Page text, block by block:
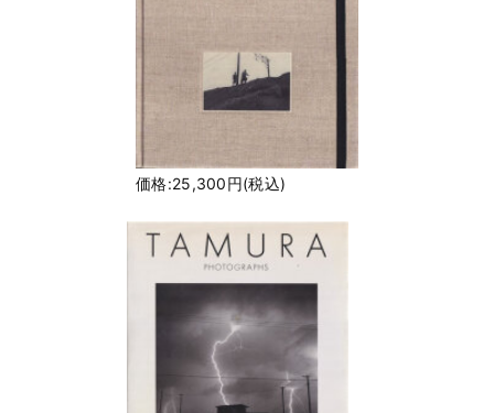
価格:25,300円(税込)